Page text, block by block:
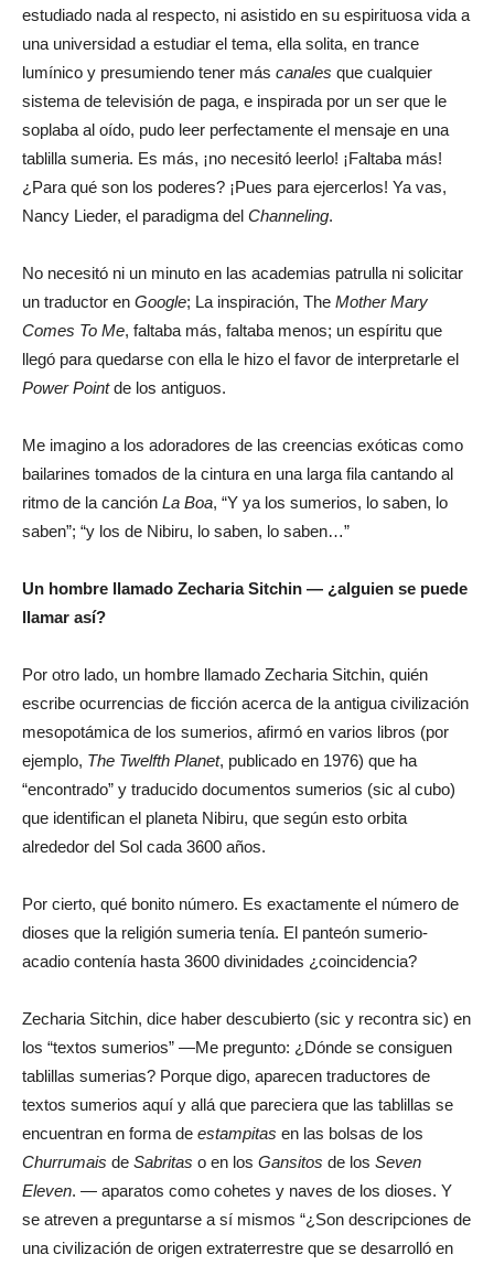
estudiado nada al respecto, ni asistido en su espirituosa vida a
una universidad a estudiar el tema, ella solita, en trance
lumínico y presumiendo tener más canales que cualquier
sistema de televisión de paga, e inspirada por un ser que le
soplaba al oído, pudo leer perfectamente el mensaje en una
tablilla sumeria. Es más, ¡no necesitó leerlo! ¡Faltaba más!
¿Para qué son los poderes? ¡Pues para ejercerlos! Ya vas,
Nancy Lieder, el paradigma del Channeling.
No necesitó ni un minuto en las academias patrulla ni solicitar
un traductor en Google; La inspiración, The Mother Mary
Comes To Me, faltaba más, faltaba menos; un espíritu que
llegó para quedarse con ella le hizo el favor de interpretarle el
Power Pointde los antiguos.
Me imagino a los adoradores de las creencias exóticas como
bailarines tomados de la cintura en una larga fila cantando al
ritmo de la canción La Boa, “Y ya los sumerios, lo saben, lo
saben”; “y los de Nibiru, lo saben, lo saben…”
Un hombre llamado Zecharia Sitchin — ¿alguien se puede
llamar así?
Por otro lado, un hombre llamado Zecharia Sitchin, quién
escribe ocurrencias de ficción acerca de la antigua civilización
mesopotámica de los sumerios, afirmó en varios libros (por
ejemplo, The Twelfth Planet, publicado en 1976) que ha
“encontrado” y traducido documentos sumerios (sic al cubo)
que identifican el planeta Nibiru, que según esto orbita
alrededor del Sol cada 3600 años.
Por cierto, qué bonito número. Es exactamente el número de
dioses que la religión sumeria tenía. El panteón sumerio-
acadio contenía hasta 3600 divinidades ¿coincidencia?
Zecharia Sitchin, dice haber descubierto (sic y recontra sic) en
los “textos sumerios” —Me pregunto: ¿Dónde se consiguen
tablillas sumerias? Porque digo, aparecen traductores de
textos sumerios aquí y allá que pareciera que las tablillas se
encuentran en forma de estampitas en las bolsas de los
Churrumais de Sabritas o en los Gansitos de los Seven
Eleven. — aparatos como cohetes y naves de los dioses. Y
se atreven a preguntarse a sí mismos “¿Son descripciones de
una civilización de origen extraterrestre que se desarrolló en